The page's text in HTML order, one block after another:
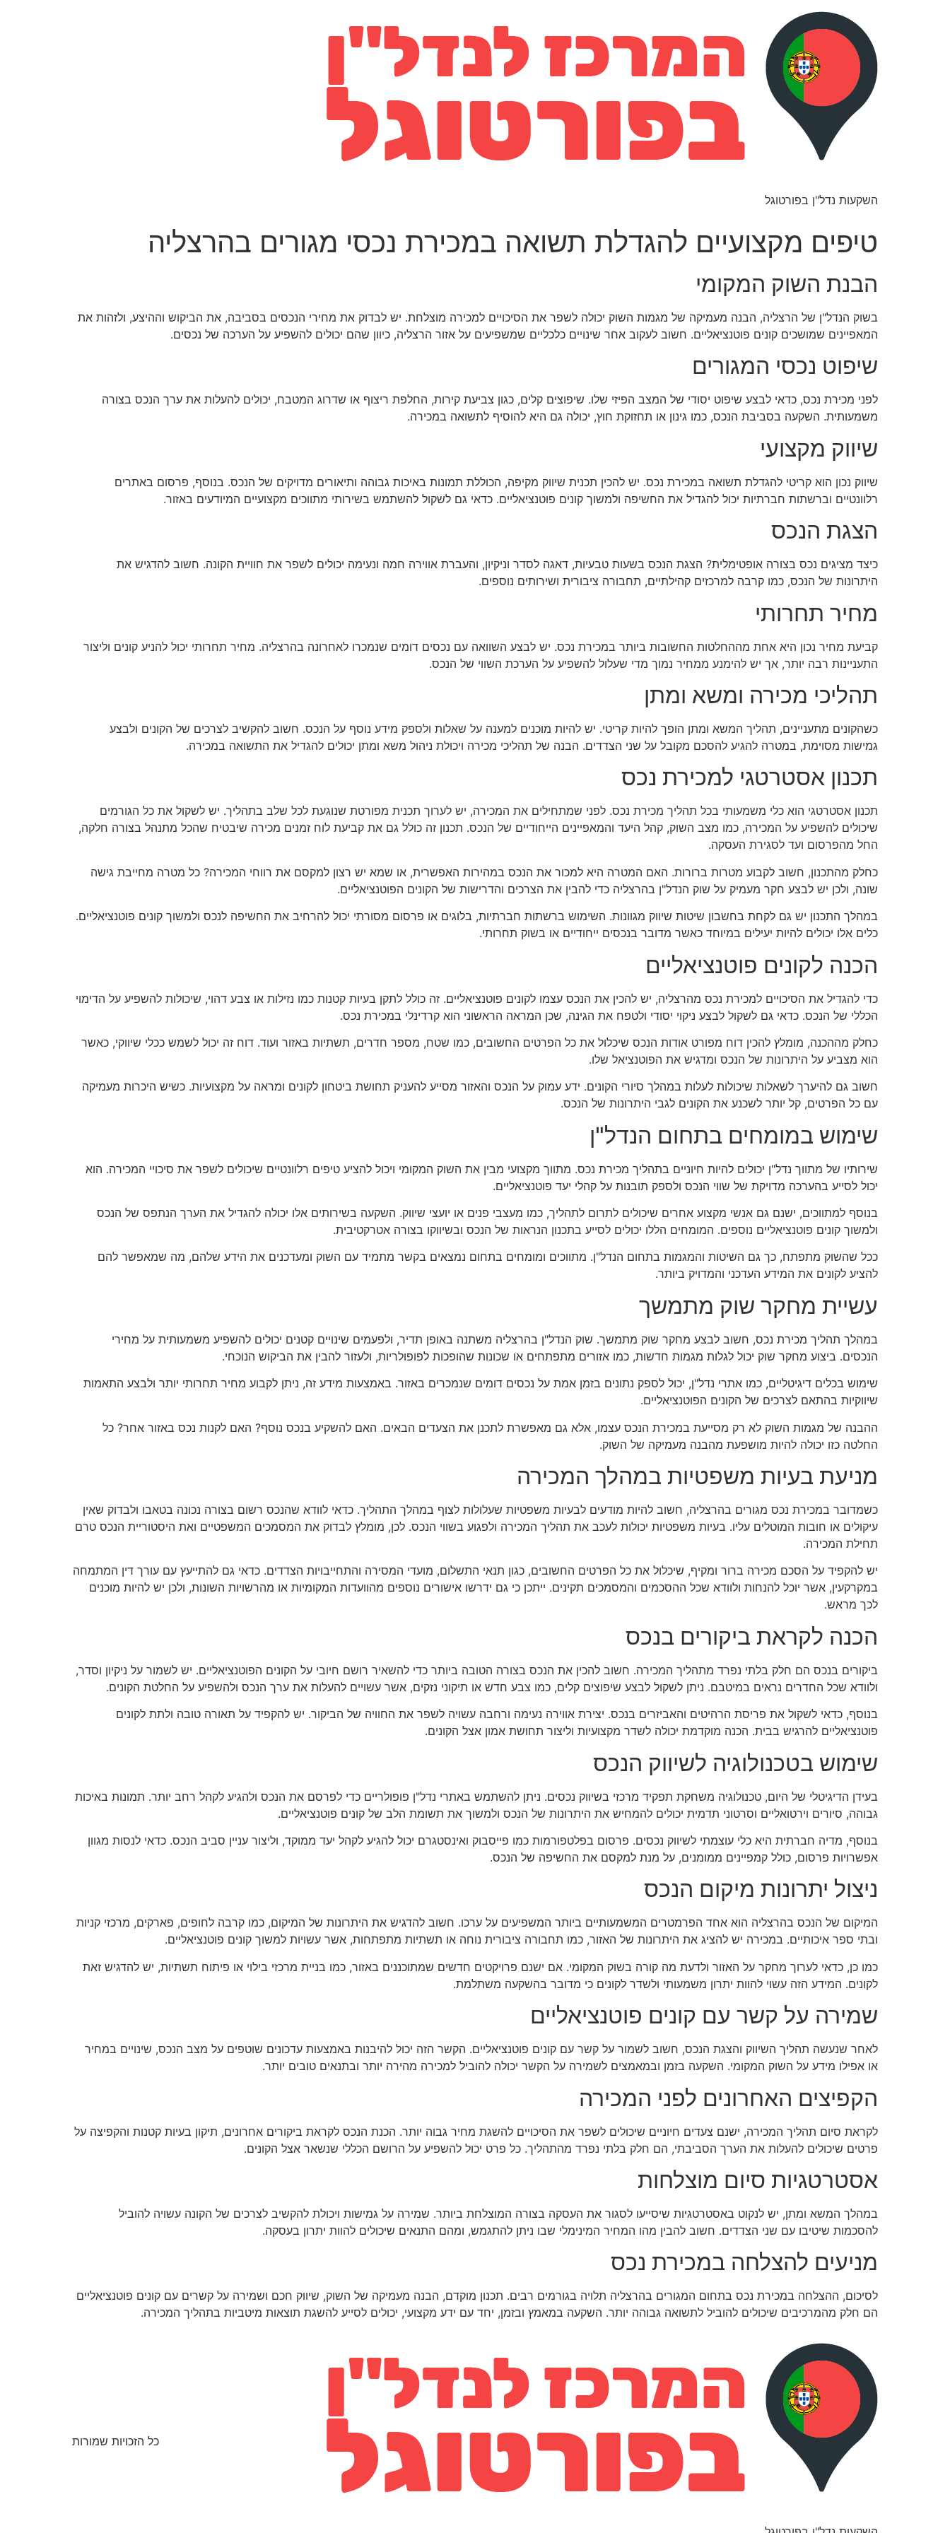
השקעות נדל"ן בפורטוגל
טיפים מקצועיים להגדלת תשואה במכירת נכסי מגורים בהרצליה
הבנת השוק המקומי
בשוק הנדל"ן של הרצליה, הבנה מעמיקה של מגמות השוק יכולה לשפר את הסיכויים למכירה מוצלחת. יש לבדוק את מחירי הנכסים בסביבה, את הביקוש וההיצע, ולזהות את
המאפיינים שמושכים קונים פוטנציאליים. חשוב לעקוב אחר שינויים כלכליים שמשפיעים על אזור הרצליה, כיוון שהם יכולים להשפיע על הערכה של נכסים.
שיפוט נכסי המגורים
לפני מכירת נכס, כדאי לבצע שיפוט יסודי של המצב הפיזי שלו. שיפוצים קלים, כגון צביעת קירות, החלפת ריצוף או שדרוג המטבח, יכולים להעלות את ערך הנכס בצורה
משמעותית. השקעה בסביבת הנכס, כמו גינון או תחזוקת חוץ, יכולה גם היא להוסיף לתשואה במכירה.
שיווק מקצועי
שיווק נכון הוא קריטי להגדלת תשואה במכירת נכס. יש להכין תכנית שיווק מקיפה, הכוללת תמונות באיכות גבוהה ותיאורים מדויקים של הנכס. בנוסף, פרסום באתרים
רלוונטיים וברשתות חברתיות יכול להגדיל את החשיפה ולמשוך קונים פוטנציאליים. כדאי גם לשקול להשתמש בשירותי מתווכים מקצועיים המיודעים באזור.
הצגת הנכס
כיצד מציגים נכס בצורה אופטימלית? הצגת הנכס בשעות טבעיות, דאגה לסדר וניקיון, והעברת אווירה חמה ונעימה יכולים לשפר את חוויית הקונה. חשוב להדגיש את
היתרונות של הנכס, כמו קרבה למרכזים קהילתיים, תחבורה ציבורית ושירותים נוספים.
מחיר תחרותי
קביעת מחיר נכון היא אחת מההחלטות החשובות ביותר במכירת נכס. יש לבצע השוואה עם נכסים דומים שנמכרו לאחרונה בהרצליה. מחיר תחרותי יכול להניע קונים וליצור
התעניינות רבה יותר, אך יש להימנע ממחיר נמוך מדי שעלול להשפיע על הערכת השווי של הנכס.
תהליכי מכירה ומשא ומתן
כשהקונים מתעניינים, תהליך המשא ומתן הופך להיות קריטי. יש להיות מוכנים למענה על שאלות ולספק מידע נוסף על הנכס. חשוב להקשיב לצרכים של הקונים ולבצע
גמישות מסוימת, במטרה להגיע להסכם מקובל על שני הצדדים. הבנה של תהליכי מכירה ויכולת ניהול משא ומתן יכולים להגדיל את התשואה במכירה.
תכנון אסטרטגי למכירת נכס
תכנון אסטרטגי הוא כלי משמעותי בכל תהליך מכירת נכס. לפני שמתחילים את המכירה, יש לערוך תכנית מפורטת שנוגעת לכל שלב בתהליך. יש לשקול את כל הגורמים
שיכולים להשפיע על המכירה, כמו מצב השוק, קהל היעד והמאפיינים הייחודיים של הנכס. תכנון זה כולל גם את קביעת לוח זמנים מכירה שיבטיח שהכל מתנהל בצורה חלקה,
החל מהפרסום ועד לסגירת העסקה.
כחלק מהתכנון, חשוב לקבוע מטרות ברורות. האם המטרה היא למכור את הנכס במהירות האפשרית, או שמא יש רצון למקסם את רווחי המכירה? כל מטרה מחייבת גישה
שונה, ולכן יש לבצע חקר מעמיק על שוק הנדל"ן בהרצליה כדי להבין את הצרכים והדרישות של הקונים הפוטנציאליים.
במהלך התכנון יש גם לקחת בחשבון שיטות שיווק מגוונות. השימוש ברשתות חברתיות, בלוגים או פרסום מסורתי יכול להרחיב את החשיפה לנכס ולמשוך קונים פוטנציאליים.
כלים אלו יכולים להיות יעילים במיוחד כאשר מדובר בנכסים ייחודיים או בשוק תחרותי.
הכנה לקונים פוטנציאליים
כדי להגדיל את הסיכויים למכירת נכס מהרצליה, יש להכין את הנכס עצמו לקונים פוטנציאליים. זה כולל לתקן בעיות קטנות כמו נזילות או צבע דהוי, שיכולות להשפיע על הדימוי
הכללי של הנכס. כדאי גם לשקול לבצע ניקוי יסודי ולטפח את הגינה, שכן המראה הראשוני הוא קרדינלי במכירת נכס.
כחלק מההכנה, מומלץ להכין דוח מפורט אודות הנכס שיכלול את כל הפרטים החשובים, כמו שטח, מספר חדרים, תשתיות באזור ועוד. דוח זה יכול לשמש ככלי שיווקי, כאשר
הוא מצביע על היתרונות של הנכס ומדגיש את הפוטנציאל שלו.
חשוב גם להיערך לשאלות שיכולות לעלות במהלך סיורי הקונים. ידע עמוק על הנכס והאזור מסייע להעניק תחושת ביטחון לקונים ומראה על מקצועיות. כשיש היכרות מעמיקה
עם כל הפרטים, קל יותר לשכנע את הקונים לגבי היתרונות של הנכס.
שימוש במומחים בתחום הנדל"ן
שירותיו של מתווך נדל"ן יכולים להיות חיוניים בתהליך מכירת נכס. מתווך מקצועי מבין את השוק המקומי ויכול להציע טיפים רלוונטיים שיכולים לשפר את סיכויי המכירה. הוא
יכול לסייע בהערכה מדויקת של שווי הנכס ולספק תובנות על קהלי יעד פוטנציאליים.
בנוסף למתווכים, ישנם גם אנשי מקצוע אחרים שיכולים לתרום לתהליך, כמו מעצבי פנים או יועצי שיווק. השקעה בשירותים אלו יכולה להגדיל את הערך הנתפס של הנכס
ולמשוך קונים פוטנציאליים נוספים. המומחים הללו יכולים לסייע בתכנון הנראות של הנכס ובשיווקו בצורה אטרקטיבית.
ככל שהשוק מתפתח, כך גם השיטות והמגמות בתחום הנדל"ן. מתווכים ומומחים בתחום נמצאים בקשר מתמיד עם השוק ומעדכנים את הידע שלהם, מה שמאפשר להם
להציע לקונים את המידע העדכני והמדויק ביותר.
עשיית מחקר שוק מתמשך
במהלך תהליך מכירת נכס, חשוב לבצע מחקר שוק מתמשך. שוק הנדל"ן בהרצליה משתנה באופן תדיר, ולפעמים שינויים קטנים יכולים להשפיע משמעותית על מחירי
הנכסים. ביצוע מחקר שוק יכול לגלות מגמות חדשות, כמו אזורים מתפתחים או שכונות שהופכות לפופולריות, ולעזור להבין את הביקוש הנוכחי.
שימוש בכלים דיגיטליים, כמו אתרי נדל"ן, יכול לספק נתונים בזמן אמת על נכסים דומים שנמכרים באזור. באמצעות מידע זה, ניתן לקבוע מחיר תחרותי יותר ולבצע התאמות
שיווקיות בהתאם לצרכים של הקונים הפוטנציאליים.
ההבנה של מגמות השוק לא רק מסייעת במכירת הנכס עצמו, אלא גם מאפשרת לתכנן את הצעדים הבאים. האם להשקיע בנכס נוסף? האם לקנות נכס באזור אחר? כל
החלטה כזו יכולה להיות מושפעת מהבנה מעמיקה של השוק.
מניעת בעיות משפטיות במהלך המכירה
כשמדובר במכירת נכס מגורים בהרצליה, חשוב להיות מודעים לבעיות משפטיות שעלולות לצוף במהלך התהליך. כדאי לוודא שהנכס רשום בצורה נכונה בטאבו ולבדוק שאין
עיקולים או חובות המוטלים עליו. בעיות משפטיות יכולות לעכב את תהליך המכירה ולפגוע בשווי הנכס. לכן, מומלץ לבדוק את המסמכים המשפטיים ואת היסטוריית הנכס טרם
תחילת המכירה.
יש להקפיד על הסכם מכירה ברור ומקיף, שיכלול את כל הפרטים החשובים, כגון תנאי התשלום, מועדי המסירה והתחייבויות הצדדים. כדאי גם להתייעץ עם עורך דין המתמחה
במקרקעין, אשר יוכל להנחות ולוודא שכל ההסכמים והמסמכים תקינים. ייתכן כי גם ידרשו אישורים נוספים מהוועדות המקומיות או מהרשויות השונות, ולכן יש להיות מוכנים
לכך מראש.
הכנה לקראת ביקורים בנכס
ביקורים בנכס הם חלק בלתי נפרד מתהליך המכירה. חשוב להכין את הנכס בצורה הטובה ביותר כדי להשאיר רושם חיובי על הקונים הפוטנציאליים. יש לשמור על ניקיון וסדר,
ולוודא שכל החדרים נראים במיטבם. ניתן לשקול לבצע שיפוצים קלים, כמו צבע חדש או תיקוני נזקים, אשר עשויים להעלות את ערך הנכס ולהשפיע על החלטת הקונים.
בנוסף, כדאי לשקול את פריסת הרהיטים והאביזרים בנכס. יצירת אווירה נעימה ורחבה עשויה לשפר את החוויה של הביקור. יש להקפיד על תאורה טובה ולתת לקונים
פוטנציאליים להרגיש בבית. הכנה מוקדמת יכולה לשדר מקצועיות וליצור תחושת אמון אצל הקונים.
שימוש בטכנולוגיה לשיווק הנכס
בעידן הדיגיטלי של היום, טכנולוגיה משחקת תפקיד מרכזי בשיווק נכסים. ניתן להשתמש באתרי נדל"ן פופולריים כדי לפרסם את הנכס ולהגיע לקהל רחב יותר. תמונות באיכות
גבוהה, סיורים וירטואליים וסרטוני תדמית יכולים להמחיש את היתרונות של הנכס ולמשוך את תשומת הלב של קונים פוטנציאליים.
בנוסף, מדיה חברתית היא כלי עוצמתי לשיווק נכסים. פרסום בפלטפורמות כמו פייסבוק ואינסטגרם יכול להגיע לקהל יעד ממוקד, וליצור עניין סביב הנכס. כדאי לנסות מגוון
אפשרויות פרסום, כולל קמפיינים ממומנים, על מנת למקסם את החשיפה של הנכס.
ניצול יתרונות מיקום הנכס
המיקום של הנכס בהרצליה הוא אחד הפרמטרים המשמעותיים ביותר המשפיעים על ערכו. חשוב להדגיש את היתרונות של המיקום, כמו קרבה לחופים, פארקים, מרכזי קניות
ובתי ספר איכותיים. במכירה יש להציג את היתרונות של האזור, כמו תחבורה ציבורית נוחה או תשתיות מתפתחות, אשר עשויות למשוך קונים פוטנציאליים.
כמו כן, כדאי לערוך מחקר על האזור ולדעת מה קורה בשוק המקומי. אם ישנם פרויקטים חדשים שמתוכננים באזור, כמו בניית מרכזי בילוי או פיתוח תשתיות, יש להדגיש זאת
לקונים. המידע הזה עשוי להוות יתרון משמעותי ולשדר לקונים כי מדובר בהשקעה משתלמת.
שמירה על קשר עם קונים פוטנציאליים
לאחר שנעשה תהליך השיווק והצגת הנכס, חשוב לשמור על קשר עם קונים פוטנציאליים. הקשר הזה יכול להיבנות באמצעות עדכונים שוטפים על מצב הנכס, שינויים במחיר
או אפילו מידע על השוק המקומי. השקעה בזמן ובמאמצים לשמירה על הקשר יכולה להוביל למכירה מהירה יותר ובתנאים טובים יותר.
הקפיצים האחרונים לפני המכירה
לקראת סיום תהליך המכירה, ישנם צעדים חיוניים שיכולים לשפר את הסיכויים להשגת מחיר גבוה יותר. הכנת הנכס לקראת ביקורים אחרונים, תיקון בעיות קטנות והקפיצה על
פרטים שיכולים להעלות את הערך הסביבתי, הם חלק בלתי נפרד מהתהליך. כל פרט יכול להשפיע על הרושם הכללי שנשאר אצל הקונים.
אסטרטגיות סיום מוצלחות
במהלך המשא ומתן, יש לנקוט באסטרטגיות שיסייעו לסגור את העסקה בצורה המוצלחת ביותר. שמירה על גמישות ויכולת להקשיב לצרכים של הקונה עשויה להוביל
להסכמות שיטיבו עם שני הצדדים. חשוב להבין מהו המחיר המינימלי שבו ניתן להתגמש, ומהם התנאים שיכולים להוות יתרון בעסקה.
מניעים להצלחה במכירת נכס
לסיכום, ההצלחה במכירת נכס בתחום המגורים בהרצליה תלויה בגורמים רבים. תכנון מוקדם, הבנה מעמיקה של השוק, שיווק חכם ושמירה על קשרים עם קונים פוטנציאליים
הם חלק מהמרכיבים שיכולים להוביל לתשואה גבוהה יותר. השקעה במאמץ ובזמן, יחד עם ידע מקצועי, יכולים לסייע להשגת תוצאות מיטביות בתהליך המכירה.
כל הזכויות שמורות